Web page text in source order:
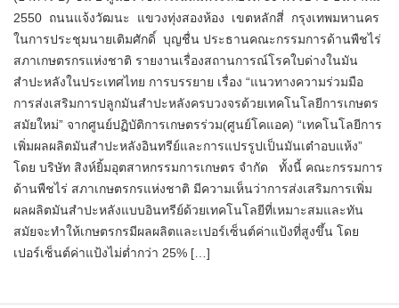
2550 ถนนแจ้งวัฒนะ แขวงทุ่งสองห้อง เขตหลักสี่ กรุงเทพมหานคร
ในการประชุมนายเติมศักดิ์ บุญชื่น ประธานคณะกรรมการด้านพืชไร่
สภาเกษตรกรแห่งชาติ รายงานเรื่องสถานการณ์โรคใบด่างในมัน
สำปะหลังในประเทศไทย การบรรยาย เรื่อง “แนวทางความร่วมมือ
การส่งเสริมการปลูกมันสำปะหลังครบวงจรด้วยเทคโนโลยีการเกษตร
สมัยใหม่” จากศูนย์ปฏิบัติการเกษตรร่วม(ศูนย์โคแอค) “เทคโนโลยีการ
เพิ่มผลผลิตมันสำปะหลังอินทรีย์และการแปรรูปเป็นมันเต๋าอบแห้ง”
โดย บริษัท สิงห์ยิ้มอุตสาหกรรมการเกษตร จำกัด ทั้งนี้ คณะกรรมการ
ด้านพืชไร่ สภาเกษตรกรแห่งชาติ มีความเห็นว่าการส่งเสริมการเพิ่ม
ผลผลิตมันสำปะหลังแบบอินทรีย์ด้วยเทคโนโลยีที่เหมาะสมและทัน
สมัยจะทำให้เกษตรกรมีผลผลิตและเปอร์เซ็นต์ค่าแป้งที่สูงขึ้น โดย
เปอร์เซ็นต์ค่าแป้งไม่ต่ำกว่า 25% […]